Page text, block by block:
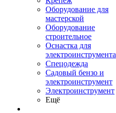
Оборудование для
мастерской
Оборудование
строительное
Оснастка для
электроинструмента
Спецодежда
Садовый бензо и
электроинструмент
Электроинструмент
Ещё